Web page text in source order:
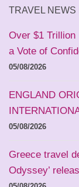
TRAVEL NEWS
Over $1 Trillion
a Vote of
05/08/2026
ENGLAND
05/08/2026
Greece travel
Odyssey’